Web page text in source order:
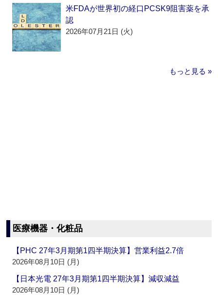
米FDAが世界初の経口PCSK9阻害薬を承
認
2026年07月21日 (火)
もっと見る »
医療機器・化粧品
【PHC 27年3月期第1四半期決算】営業利益2.7倍
2026年08月10日 (月)
【日本光電 27年3月期第1四半期決算】減収減益
2026年08月10日 (月)